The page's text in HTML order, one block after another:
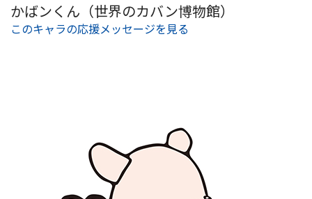
かばンくん（世界のカバン博物館）
このキャラの応援メッセージを見る